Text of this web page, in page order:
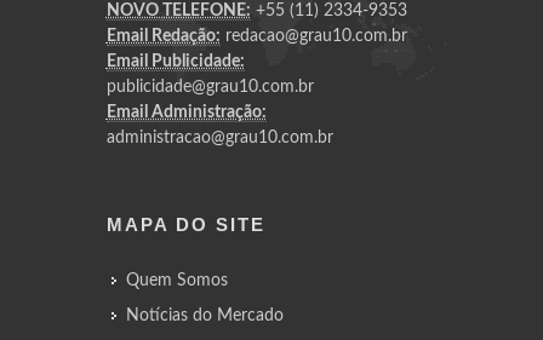
NOVO TELEFONE: +55 (11) 2334-9353
Email Redação: redacao@grau10.com.br
Email Publicidade:
publicidade@grau10.com.br
Email Administração:
administracao@grau10.com.br
MAPA DO SITE
Quem Somos
Notícias do Mercado